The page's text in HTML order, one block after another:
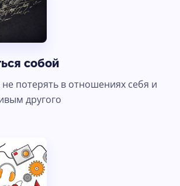
собой
не потерять в отношениях себя и
другого